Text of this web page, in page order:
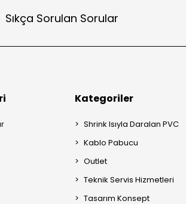
Sıkça Sorulan Sorular
Kategoriler
Shrink Isıyla Daralan PVC
Kablo Pabucu
Outlet
Teknik Servis Hizmetleri
Tasarım Konsept